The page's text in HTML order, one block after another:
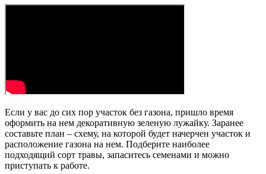
Если у вас до сих пор участок без газона, пришло время
оформить на нем декоративную зеленую лужайку. Заранее
составьте план – схему, на которой будет начерчен участок и
расположение газона на нем. Подберите наиболее
подходящий сорт травы, запаситесь семенами и можно
приступать к работе.